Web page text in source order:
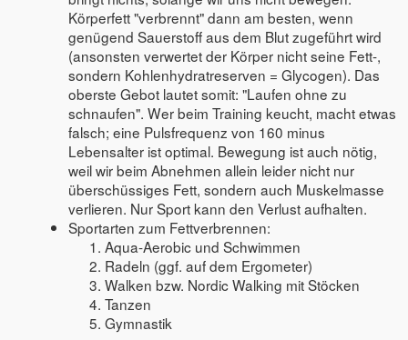
Körperfett "verbrennt" dann am besten, wenn
genügend Sauerstoff aus dem Blut zugeführt wird
(ansonsten verwertet der Körper nicht seine Fett-,
sondern Kohlenhydratreserven = Glycogen). Das
oberste Gebot lautet somit: "Laufen ohne zu
schnaufen". Wer beim Training keucht, macht etwas
falsch; eine Pulsfrequenz von 160 minus
Lebensalter ist optimal. Bewegung ist auch nötig,
weil wir beim Abnehmen allein leider nicht nur
überschüssiges Fett, sondern auch Muskelmasse
verlieren. Nur Sport kann den Verlust aufhalten.
Sportarten zum Fettverbrennen:
Aqua-Aerobic und Schwimmen
Radeln (ggf. auf dem Ergometer)
Walken bzw. Nordic Walking mit Stöcken
Tanzen
Gymnastik